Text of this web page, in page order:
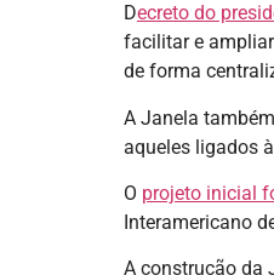
Decreto do
facilitar e
de forma
A Janela
aqueles ligados
O projeto inicial
Interamericano
A construção da